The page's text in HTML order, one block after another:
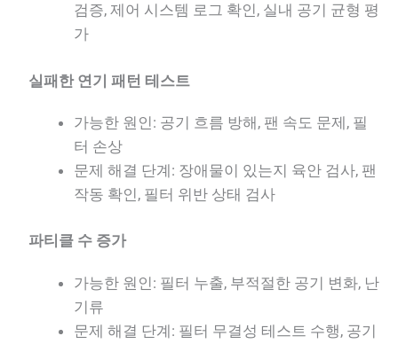
검증, 제어 시스템 로그 확인, 실내 공기 균형 평
가
실패한 연기 패턴 테스트
가능한 원인: 공기 흐름 방해, 팬 속도 문제, 필
터 손상
문제 해결 단계: 장애물이 있는지 육안 검사, 팬
작동 확인, 필터 위반 상태 검사
파티클 수 증가
가능한 원인: 필터 누출, 부적절한 공기 변화, 난
기류
문제 해결 단계: 필터 무결성 테스트 수행, 공기